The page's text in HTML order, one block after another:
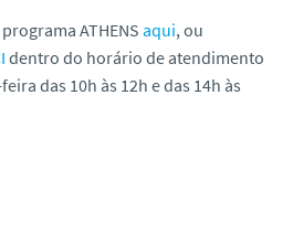
ATHENS aqui, ou
dentro do horário de atendimento
das 10h às 12h e das 14h às